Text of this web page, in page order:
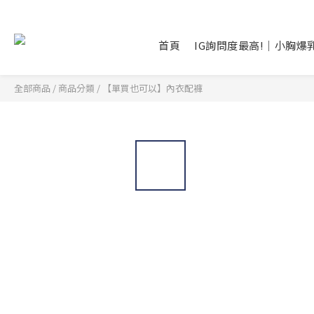
首頁 IG詢問度最高!｜小胸爆
全部商品 / 商品分類 / 【單買也可以】內衣配褲